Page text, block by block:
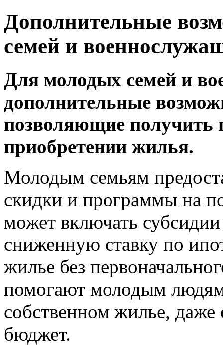
Дополнительные
семей и
Для молодых семей и
дополнительные
позволяющие получить
приобретении жилья.
Молодым семьям
скидки и программы на
может включать
сниженную ставку по
жилье без
помогают молодым
собственном жилье,
бюджет.